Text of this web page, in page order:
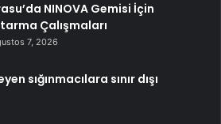
NINOVA Gemisi İçin
Çalışmaları
7, 2026
sığınmacılara sınır dışı